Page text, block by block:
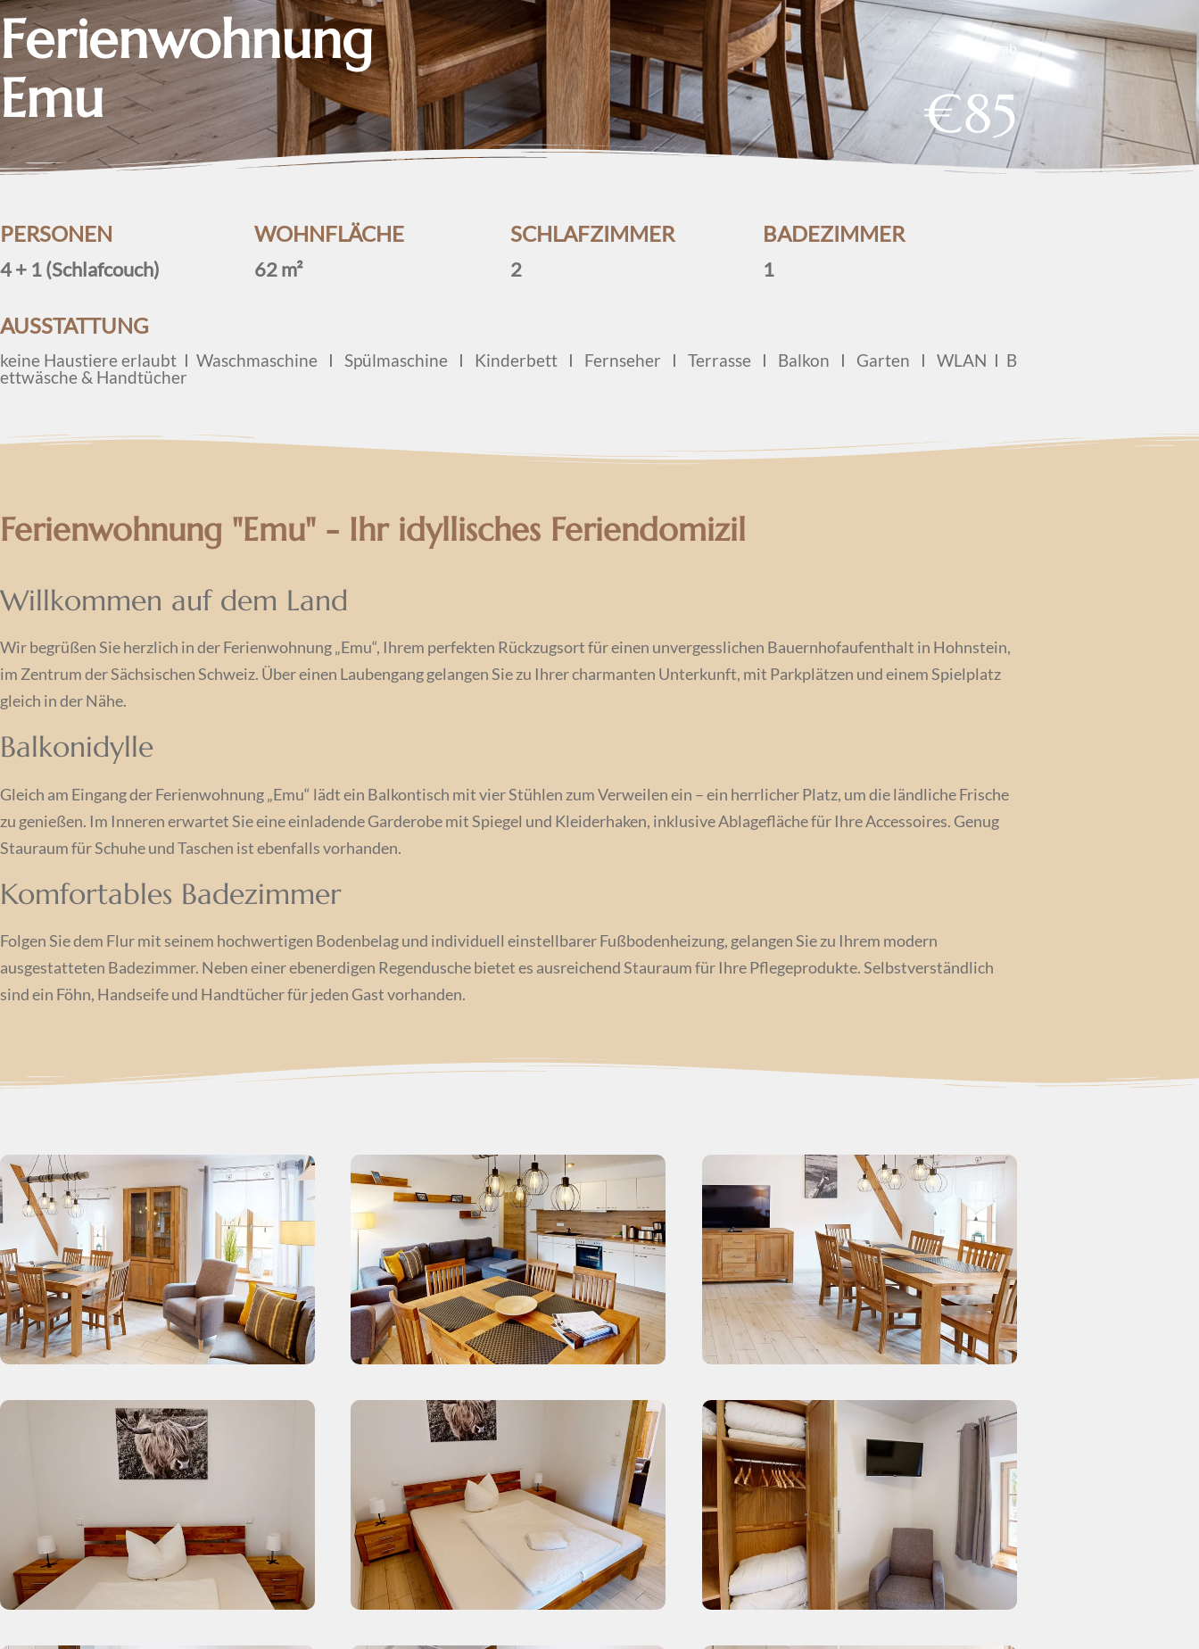
Ferienwohnung
Emu
ab
€85
PERSONEN
4 + 1 (Schlafcouch)
WOHNFLÄCHE
62 m²
SCHLAFZIMMER
2
BADEZIMMER
1
AUSSTATTUNG
keine Haustiere erlaubt I Waschmaschine I Spülmaschine I Kinderbett I Fernseher I Terrasse I Balkon I Garten I WLAN I B
ettwäsche & Handtücher
Ferienwohnung "Emu" - Ihr idyllisches Feriendomizil
Willkommen auf dem Land
Wir begrüßen Sie herzlich in der Ferienwohnung „Emu“, Ihrem perfekten Rückzugsort für einen unvergesslichen Bauernhofaufenthalt in Hohnstein,
im Zentrum der Sächsischen Schweiz. Über einen Laubengang gelangen Sie zu Ihrer charmanten Unterkunft, mit Parkplätzen und einem Spielplatz
gleich in der Nähe.
Balkonidylle
Gleich am Eingang der Ferienwohnung „Emu“ lädt ein Balkontisch mit vier Stühlen zum Verweilen ein – ein herrlicher Platz, um die ländliche Frische
zu genießen. Im Inneren erwartet Sie eine einladende Garderobe mit Spiegel und Kleiderhaken, inklusive Ablagefläche für Ihre Accessoires. Genug
Stauraum für Schuhe und Taschen ist ebenfalls vorhanden.
Komfortables Badezimmer
Folgen Sie dem Flur mit seinem hochwertigen Bodenbelag und individuell einstellbarer Fußbodenheizung, gelangen Sie zu Ihrem modern
ausgestatteten Badezimmer. Neben einer ebenerdigen Regendusche bietet es ausreichend Stauraum für Ihre Pflegeprodukte. Selbstverständlich
sind ein Föhn, Handseife und Handtücher für jeden Gast vorhanden.